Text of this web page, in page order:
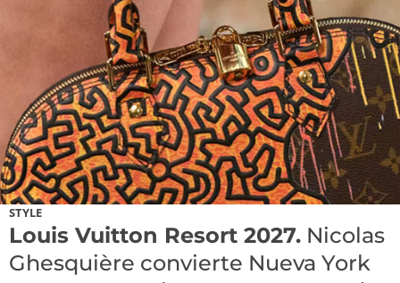
STYLE
Louis Vuitton Resort 2027. Nicolas
Ghesquière convierte Nueva York